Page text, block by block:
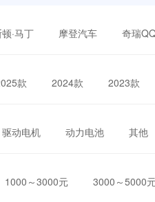
·马丁 摩登汽车 奇瑞
款 2024款 2023款
驱动电机 动力电池 其他
1000～3000元 3000～5000